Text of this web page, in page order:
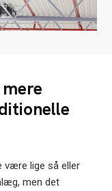
være lige så eller
men det